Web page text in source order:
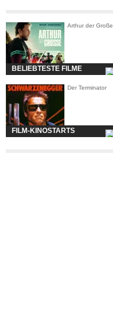
Arthur der Große
BELIEBTESTE FILME
Der Terminator
FILM-KINOSTARTS